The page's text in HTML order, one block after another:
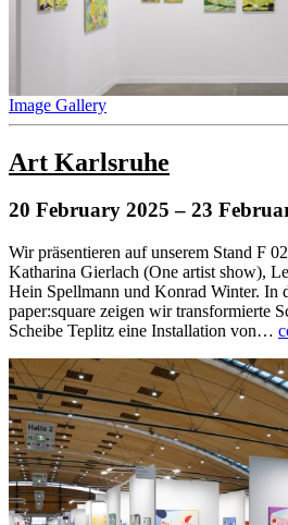
Image Gallery
Art Karlsruhe
20 February 2025 – 23
Wir präsentieren auf unserem Stand F
Katharina Gierlach (One artist show),
Hein Spellmann und Konrad Winter. In
paper:square zeigen wir transformierte
Scheibe Teplitz eine Installation von…